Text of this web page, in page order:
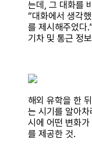
는데, 그 대화를
“대화에서 생각
를 제시해주었다
기차 및 통근 정
해외 유학을 한
는 시기를 알아
시에 어떤 변화
를 제공한 것.